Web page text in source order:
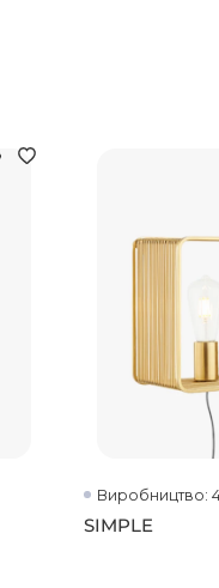
Виробництво:
SIMPLE